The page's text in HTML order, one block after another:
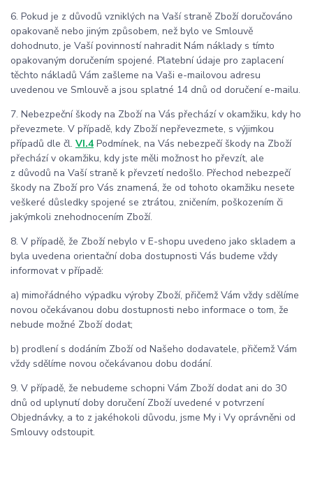
6. Pokud je z důvodů vzniklých na Vaší straně Zboží doručováno
opakovaně nebo jiným způsobem, než bylo ve Smlouvě
dohodnuto, je Vaší povinností nahradit Nám náklady s tímto
opakovaným doručením spojené. Platební údaje pro zaplacení
těchto nákladů Vám zašleme na Vaši e-mailovou adresu
uvedenou ve Smlouvě a jsou splatné 14 dnů od doručení e-mailu.
7. Nebezpeční škody na Zboží na Vás přechází v okamžiku, kdy ho
převezmete. V případě, kdy Zboží nepřevezmete, s výjimkou
případů dle čl. VI.4 Podmínek, na Vás nebezpečí škody na Zboží
přechází v okamžiku, kdy jste měli možnost ho převzít, ale
z důvodů na Vaší straně k převzetí nedošlo. Přechod nebezpečí
škody na Zboží pro Vás znamená, že od tohoto okamžiku nesete
veškeré důsledky spojené se ztrátou, zničením, poškozením či
jakýmkoli znehodnocením Zboží.
8. V případě, že Zboží nebylo v E-shopu uvedeno jako skladem a
byla uvedena orientační doba dostupnosti Vás budeme vždy
informovat v případě:
a) mimořádného výpadku výroby Zboží, přičemž Vám vždy sdělíme
novou očekávanou dobu dostupnosti nebo informace o tom, že
nebude možné Zboží dodat;
b) prodlení s dodáním Zboží od Našeho dodavatele, přičemž Vám
vždy sdělíme novou očekávanou dobu dodání.
9. V případě, že nebudeme schopni Vám Zboží dodat ani do 30
dnů od uplynutí doby doručení Zboží uvedené v potvrzení
Objednávky, a to z jakéhokoli důvodu, jsme My i Vy oprávněni od
Smlouvy odstoupit.